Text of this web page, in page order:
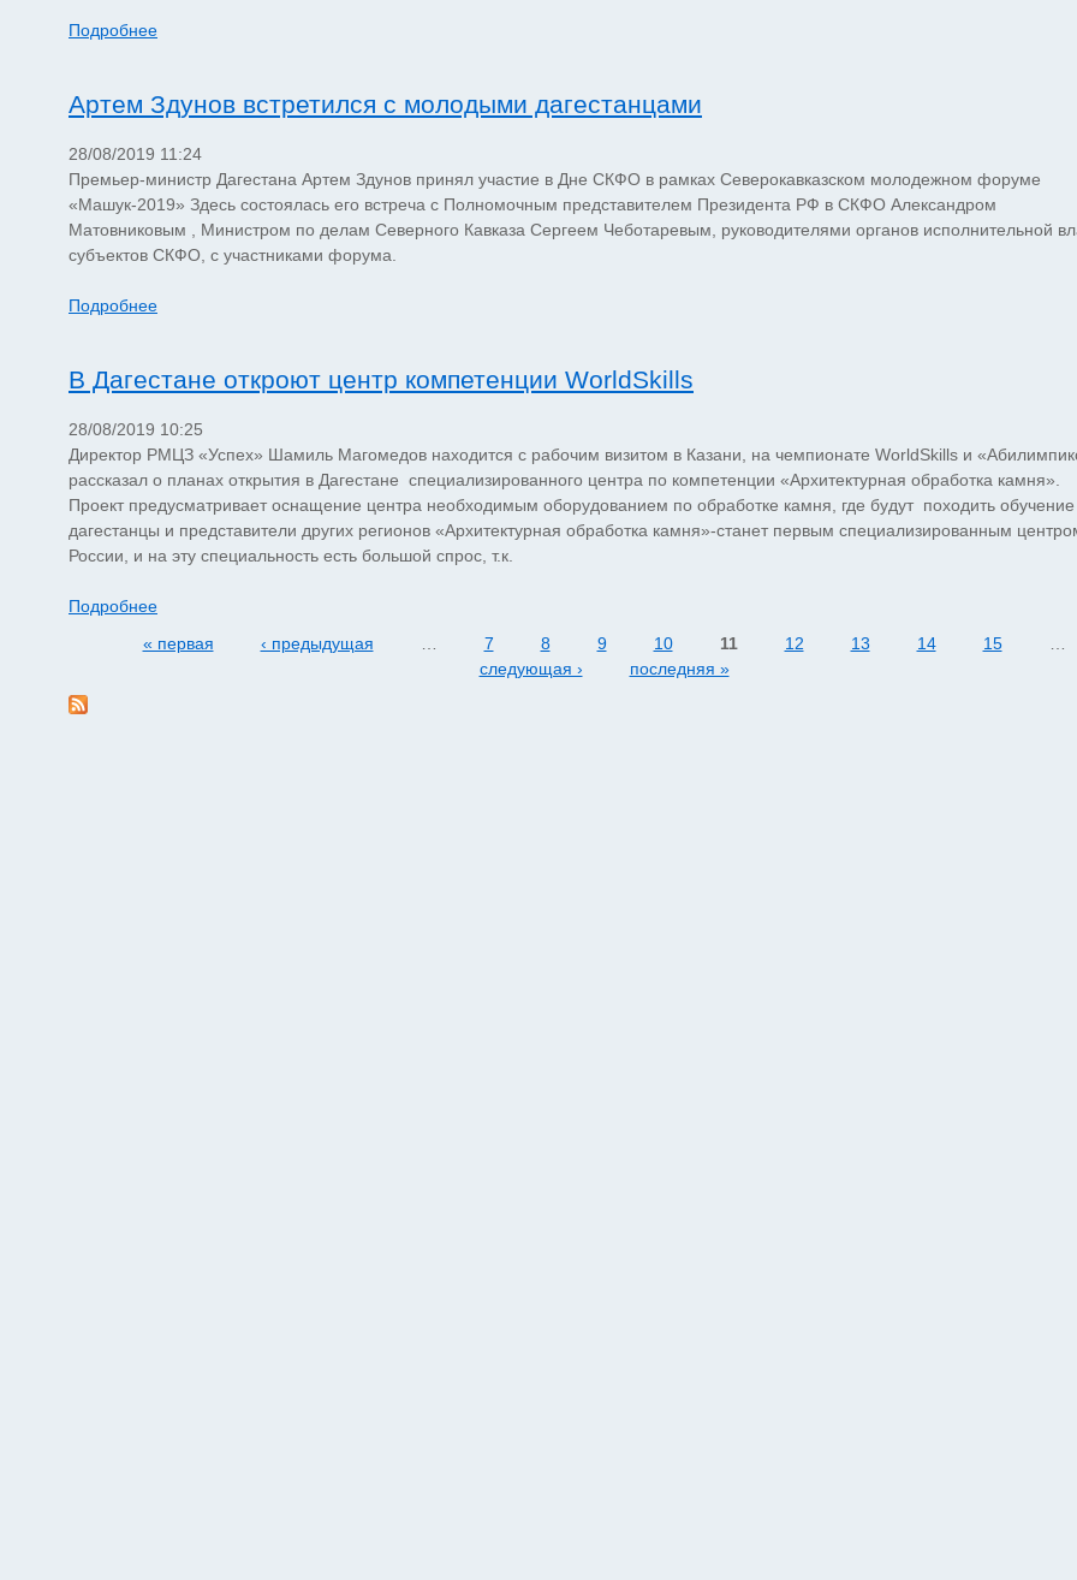
Подробнее
Артем Здунов встретился с молодыми дагестанцами
28/08/2019 11:24
Премьер-министр Дагестана Артем Здунов принял участие в Дне СКФО в рамках Северокавказском молодежном форуме
«Машук-2019» Здесь состоялась его встреча с Полномочным представителем Президента РФ в СКФО Александром
Матовниковым , Министром по делам Северного Кавказа Сергеем Чеботаревым, руководителями органов исполнительной
субъектов СКФО, с участниками форума.
Подробнее
В Дагестане откроют центр компетенции WorldSkills
28/08/2019 10:25
Директор РМЦЗ «Успех» Шамиль Магомедов находится с рабочим визитом в Казани, на чемпионате WorldSkills и
рассказал о планах открытия в Дагестане специализированного центра по компетенции «Архитектурная обработка камня».
Проект предусматривает оснащение центра необходимым оборудованием по обработке камня, где будут походить обучение
дагестанцы и представители других регионов «Архитектурная обработка камня»-станет первым специализированным
России, и на эту специальность есть большой спрос, т.к.
Подробнее
Страницы
« первая ‹ предыдущая 7 8 9 10 11 12 13 14 15
следующая ›
последняя »